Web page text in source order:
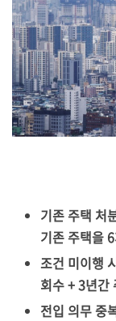
기존 주택 처
기존 주택을
조건 미이행
회수 + 3년간
전입 의무 중